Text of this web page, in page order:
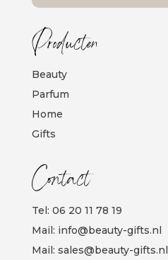
Producten
Beauty
Parfum
Home
Gifts
Contact
Tel: 06 20 11 78 19
Mail: info@beauty-gifts.nl
Mail: sales@beauty-gifts.nl